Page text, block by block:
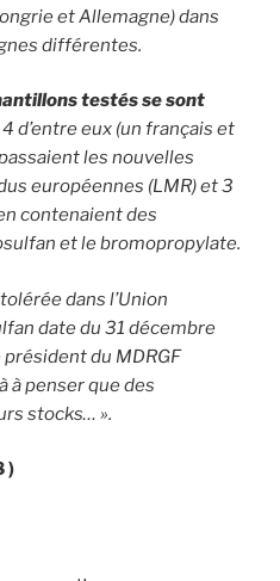
et Allemagne) dans
différentes.
testés se sont
4 d’entre eux (un français et
les nouvelles
européennes (LMR) et 3
contenaient des
et le bromopropylate.
dans l’Union
date du 31 décembre
président du MDRGF
à penser que des
stocks… ».
)